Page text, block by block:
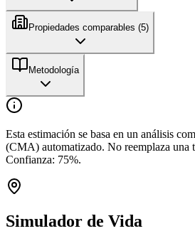
Propiedades comparables (5)
Metodología
Esta estimación se basa en un análisis
(CMA) automatizado. No reemplaza una
Confianza: 75%.
Simulador de Vida